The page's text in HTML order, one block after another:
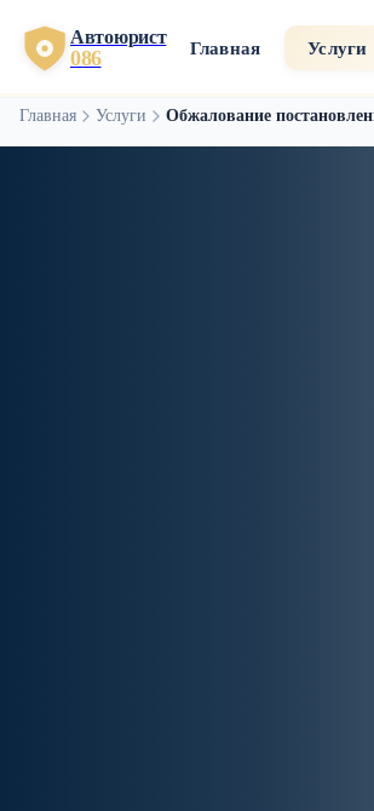
Автоюрист
086 Главная Услуги
Главная Услуги Обжалование